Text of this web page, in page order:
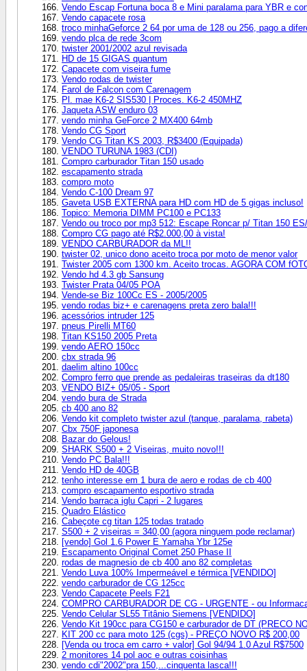
Vendo Escap Fortuna boca 8 e Mini paralama para YBR e
Vendo capacete rosa
troco minhaGeforce 2 64 por uma de 128 ou 256, pago a
vendo plca de rede 3com
twister 2001/2002 azul revisada
HD de 15 GIGAS quantum
Capacete com viseira fume
Vendo rodas de twister
Farol de Falcon com Carenagem
Pl. mae K6-2 SIS530 | Proces. K6-2 450MHZ
Jaqueta ASW enduro 03
vendo minha GeForce 2 MX400 64mb
Vendo CG Sport
Vendo CG Titan KS 2003, R$3400 (Equipada)
VENDO TURUNA 1983 (CDI)
Compro carburador Titan 150 usado
escapamento strada
compro moto
Vendo C-100 Dream 97
Gaveta USB EXTERNA para HD com HD de 5 gigas incluso!
Topico: Memoria DIMM PC100 e PC133
Vendo ou troco por mp3 512: Escape Roncar p/ Titan 150
Compro CG pago até R$2.000,00 à vista!
VENDO CARBURADOR da ML!!
twister 02, unico dono aceito troca por moto de menor valor
Twister 2005 com 1300 km. Aceito trocas. AGORA COM
Vendo hd 4.3 gb Sansung
Twister Prata 04/05 POA
Vende-se Biz 100Cc ES - 2005/2005
vendo rodas biz+ e carenagens preta zero bala!!!
acessórios intruder 125
pneus Pirelli MT60
Titan KS150 2005 Preta
vendo AERO 150cc
cbx strada 96
daelim altino 100cc
Compro ferro que prende as pedaleiras traseiras da dt180
VENDO BIZ+ 05/05 - Sport
vendo bura de Strada
cb 400 ano 82
Vendo kit completo twister azul (tanque, paralama, rabeta)
Cbx 750F japonesa
Bazar do Gelous!
SHARK S500 + 2 Viseiras, muito novo!!!
Vendo PC Bala!!!
Vendo HD de 40GB
tenho interesse em 1 bura de aero e rodas de cb 400
compro escapamento esportivo strada
Vendo barraca iglu Capri - 2 lugares
Quadro Elástico
Cabeçote cg titan 125 todas tratado
S500 + 2 viseiras = 340,00 (agora ninguem pode reclamar)
[vendo] Gol 1.6 Power E Yamaha Ybr 125e
Escapamento Original Comet 250 Phase II
rodas de magnesio de cb 400 ano 82 completas
Vendo Luva 100% Impermeável e térmica [VENDIDO]
vendo carburador de CG 125cc
Vendo Capacete Peels F21
COMPRO CARBURADOR DE CG - URGENTE - ou
Vendo Celular SL55 Titânio Siemens [VENDIDO]
Vendo Kit 190cc para CG150 e carburador de DT (PRECO
KIT 200 cc para moto 125 (cgs) - PREÇO NOVO R$ 200,00
[Venda ou troca em carro + valor] Gol 94/94 1.0 Azul R$7500
2 monitores 14 pol aoc e outras coisinhas
vendo cdi"2002"pra 150,...cinquenta lasca!!!